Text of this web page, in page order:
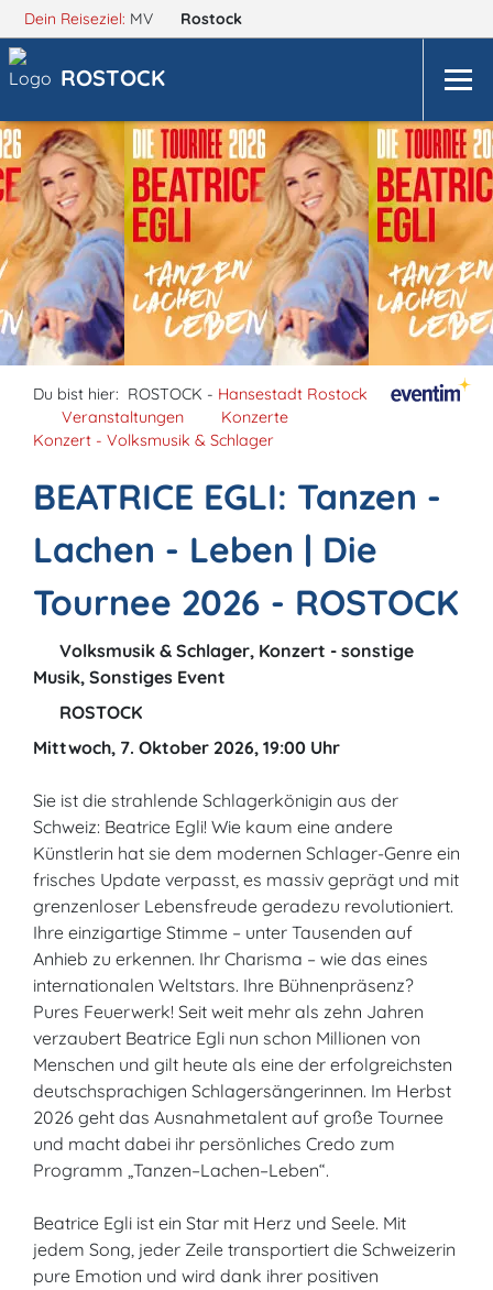
Dein Reiseziel: MV Rostock
ROSTOCK
Du bist hier: ROSTOCK - Hansestadt Rostock
Veranstaltungen
Konzerte
Konzert - Volksmusik & Schlager
BEATRICE EGLI: Tanzen -
Lachen - Leben | Die
Tournee 2026 - ROSTOCK
Volksmusik & Schlager, Konzert - sonstige
Musik, Sonstiges Event
ROSTOCK
Mittwoch, 7. Oktober 2026, 19:00 Uhr
Sie ist die strahlende Schlagerkönigin aus der
Schweiz: Beatrice Egli! Wie kaum eine andere
Künstlerin hat sie dem modernen Schlager-Genre ein
frisches Update verpasst, es massiv geprägt und mit
grenzenloser Lebensfreude geradezu revolutioniert.
Ihre einzigartige Stimme – unter Tausenden auf
Anhieb zu erkennen. Ihr Charisma – wie das eines
internationalen Weltstars. Ihre Bühnenpräsenz?
Pures Feuerwerk! Seit weit mehr als zehn Jahren
verzaubert Beatrice Egli nun schon Millionen von
Menschen und gilt heute als eine der erfolgreichsten
deutschsprachigen Schlagersängerinnen. Im Herbst
2026 geht das Ausnahmetalent auf große Tournee
und macht dabei ihr persönliches Credo zum
Programm „Tanzen–Lachen–Leben“.
Beatrice Egli ist ein Star mit Herz und Seele. Mit
jedem Song, jeder Zeile transportiert die Schweizerin
pure Emotion und wird dank ihrer positiven